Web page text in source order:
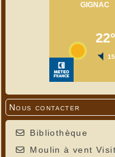
Nous contacter
Bibliothèque
Moulin à vent
Balise